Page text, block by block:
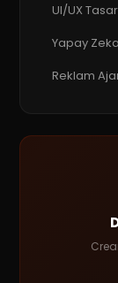
UI/UX
Yapay
Reklam